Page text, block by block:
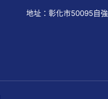
地址：彰化市50095自